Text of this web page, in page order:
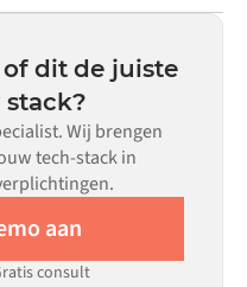
voldoet.
van de
en je interne
zijn er kant-en-
de Alumio
verkort.
dit de juiste
Wij brengen
tech-stack in
aan
consult